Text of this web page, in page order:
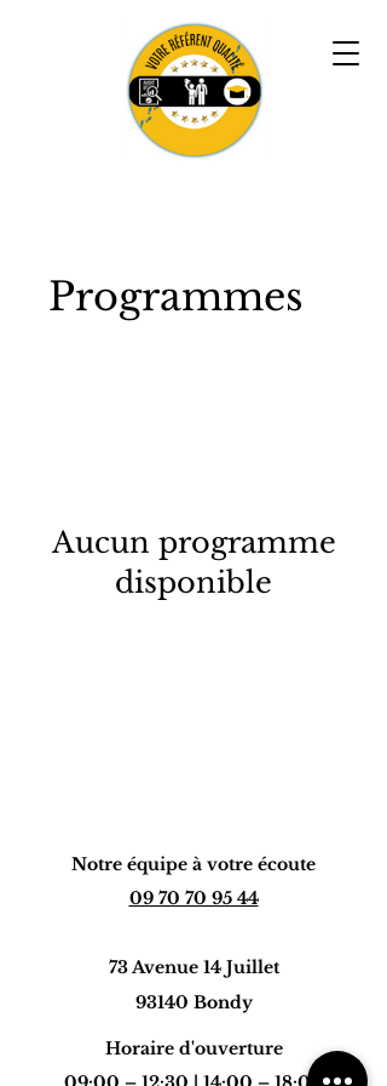
Programmes
Aucun programme
disponible
Notre équipe à votre écoute
09 70 70 95 44
73 Avenue 14 Juillet
93140 Bondy
Horaire d'ouverture